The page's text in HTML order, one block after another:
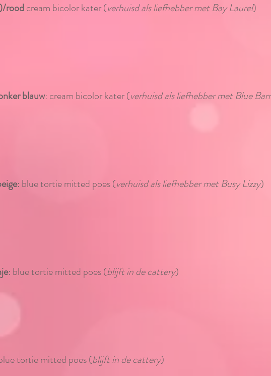
rood cream bicolor kater (verhuisd als liefhebber met Bay Laurel)
blauw: cream bicolor kater (verhuisd als liefhebber met Blue
: blue tortie mitted poes (verhuisd als liefhebber met Busy Lizzy)
: blue tortie mitted poes (blijft in de cattery)
tortie mitted poes (blijft in de cattery)